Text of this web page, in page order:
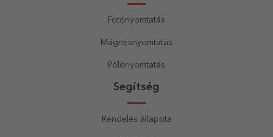
Fotónyomtatás
Mágnesnyomtatás
Pólónyomtatás
Segítség
Rendelés állapota